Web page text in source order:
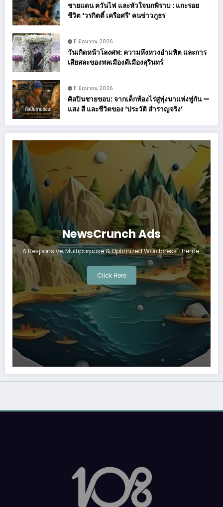
ชายแดน ควันไฟ และหัวใจนกพิราบ : แกะรอย
ชีวิต ‘วรกิตติ์ เครือศรี’ คนข่าวภูธร
11 มิถุนายน 2026
วันเกิดหน้าโลงศพ: ความหึงหวงอำมหิต และการ
เสียสละของพลเมืองดีเมืองสุรินทร์
11 มิถุนายน 2026
ศิลปินชายขอบ: จากเด็กท้องไร่สู่ทุ่งนาแห่งพู่กัน —
แสง สี และชีวิตของ ‘ประวัติ สำราญจริง’
NewsCrunch Ads
A Responsive, Multipurpose & Optimized Wordpress Theme.
Click Here